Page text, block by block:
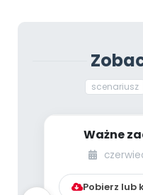
scenariusz
Ważne
Pobierz lub